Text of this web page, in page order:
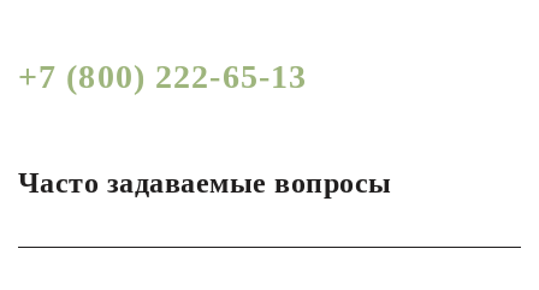
+7 (800) 222-65-13
Часто задаваемые вопросы